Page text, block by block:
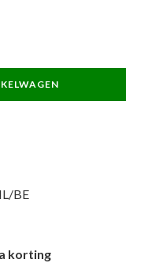
BE
korting